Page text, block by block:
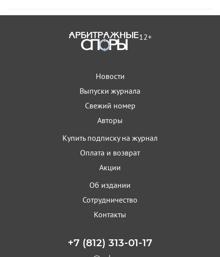
12+
Новости
Выпуски журнала
Свежий номер
Авторы
Купить подписку на журнал
Оплата и возврат
Акции
Об издании
Сотрудничество
Контакты
+7 (812) 313-01-17